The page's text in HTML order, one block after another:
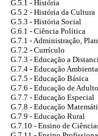
G.5.1 - História
G.5.2 - História da Cultura
G.5.3 - História Social
G.6.1 - Ciência Política
G.7.1 - Administração,
G.7.2 - Currículo
G.7.3 - Educação a
G.7.4 - Educação
G.7.5 - Educação Básica
G.7.6 - Educação de
G.7.7 - Educação Especial
G.7.8 - Educação
G.7.9 - Educação Rural
G.7.10 - Ensino de